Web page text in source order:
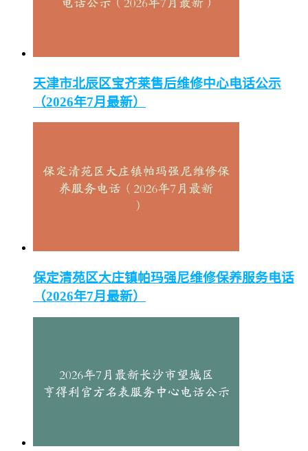
天津市北辰区宝齐莱售后维修中心电话公示
（2026年7月最新）
保定清苑区大庄镇帕玛强尼维修保养服务电话
（2026年7月最新）